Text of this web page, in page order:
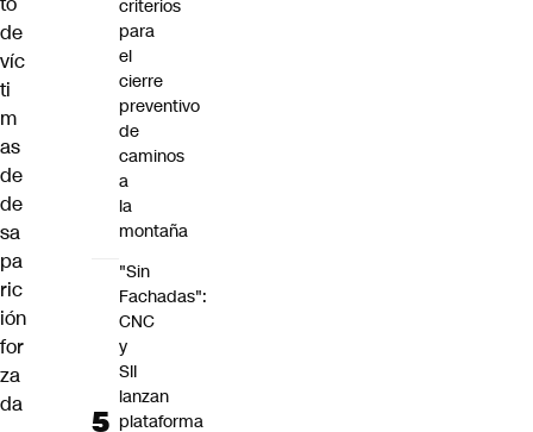
de
víc
ti
m
as
de
de
sa
pa
ric
ión
for
za
da
criterios
para
el
cierre
preventivo
de
caminos
a
la
montaña
"Sin
Fachadas":
CNC
y
SII
lanzan
plataforma